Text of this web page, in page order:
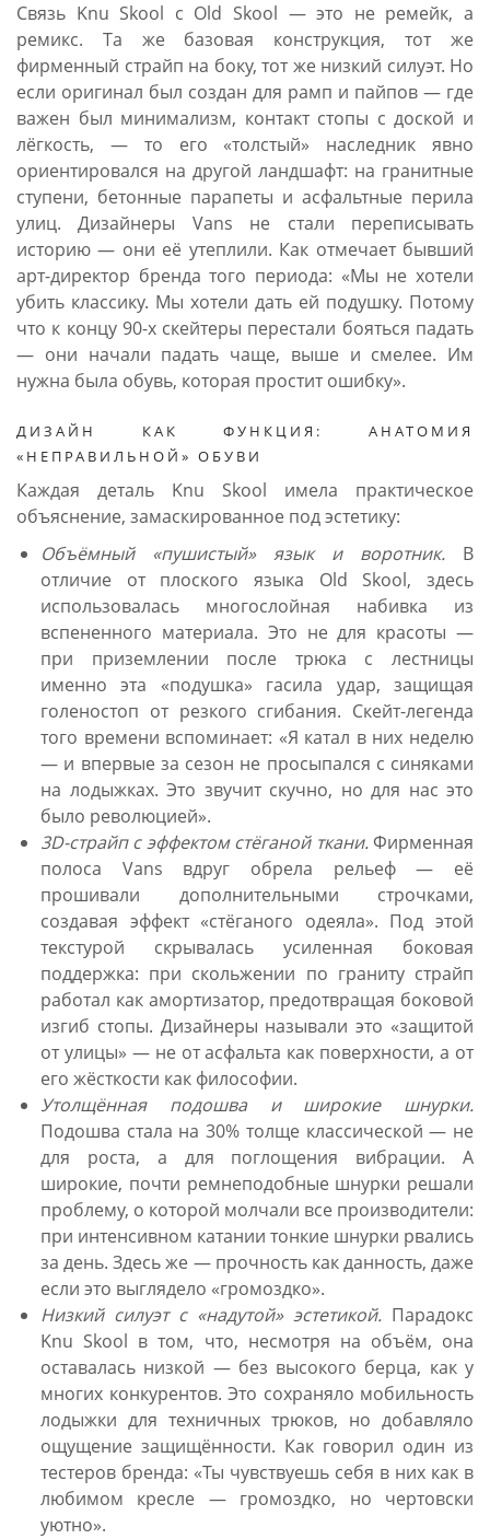
Связь Knu Skool с Old Skool — это не ремейк, а
ремикс. Та же базовая конструкция, тот же
фирменный страйп на боку, тот же низкий силуэт. Но
если оригинал был создан для рамп и пайпов — где
важен был минимализм, контакт стопы с доской и
лёгкость, — то его «толстый» наследник явно
ориентировался на другой ландшафт: на гранитные
ступени, бетонные парапеты и асфальтные перила
улиц. Дизайнеры Vans не стали переписывать
историю — они её утеплили. Как отмечает бывший
арт-директор бренда того периода: «Мы не хотели
убить классику. Мы хотели дать ей подушку. Потому
что к концу 90-х скейтеры перестали бояться падать
— они начали падать чаще, выше и смелее. Им
нужна была обувь, которая простит ошибку».
ДИЗАЙН КАК ФУНКЦИЯ: АНАТОМИЯ
«НЕПРАВИЛЬНОЙ» ОБУВИ
Каждая деталь Knu Skool имела практическое
объяснение, замаскированное под эстетику:
Объёмный «пушистый» язык и воротник. В
отличие от плоского языка Old Skool, здесь
использовалась многослойная набивка из
вспененного материала. Это не для красоты —
при приземлении после трюка с лестницы
именно эта «подушка» гасила удар, защищая
голеностоп от резкого сгибания. Скейт-легенда
того времени вспоминает: «Я катал в них неделю
— и впервые за сезон не просыпался с синяками
на лодыжках. Это звучит скучно, но для нас это
было революцией».
3D-страйп с эффектом стёганой ткани.Фирменная
полоса Vans вдруг обрела рельеф — её
прошивали дополнительными строчками,
создавая эффект «стёганого одеяла». Под этой
текстурой скрывалась усиленная боковая
поддержка: при скольжении по граниту страйп
работал как амортизатор, предотвращая боковой
изгиб стопы. Дизайнеры называли это «защитой
от улицы» — не от асфальта как поверхности, а от
его жёсткости как философии.
Утолщённая подошва и широкие шнурки.
Подошва стала на 30% толще классической — не
для роста, а для поглощения вибрации. А
широкие, почти ремнеподобные шнурки решали
проблему, о которой молчали все производители:
при интенсивном катании тонкие шнурки рвались
за день. Здесь же — прочность как данность, даже
если это выглядело «громоздко».
Низкий силуэт с «надутой» эстетикой. Парадокс
Knu Skool в том, что, несмотря на объём, она
оставалась низкой — без высокого берца, как у
многих конкурентов. Это сохраняло мобильность
лодыжки для техничных трюков, но добавляло
ощущение защищённости. Как говорил один из
тестеров бренда: «Ты чувствуешь себя в них как в
любимом кресле — громоздко, но чертовски
уютно».